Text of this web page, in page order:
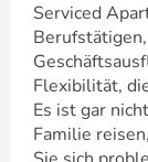
Serviced
Flexibilität,
Es ist gar
Familie